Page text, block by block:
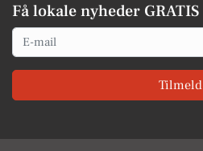
Få lokale nyheder GRATIS
Email
Tilmeld